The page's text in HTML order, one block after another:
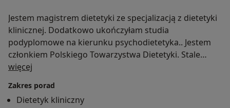
Jestem magistrem dietetyki ze specjalizacją z dietetyki
klinicznej. Dodatkowo ukończyłam studia
podyplomowe na kierunku psychodietetyka.. Jestem
członkiem Polskiego Towarzystwa Dietetyki. Stale
poszerzam swoje kompetencje poprzez udział w
Uczestniczyłam m.in. w kursie „Psychologia dla
dietetyka”, brałam udział w „Konferencji
więcej
Zakres porad
Dietetyk kliniczny